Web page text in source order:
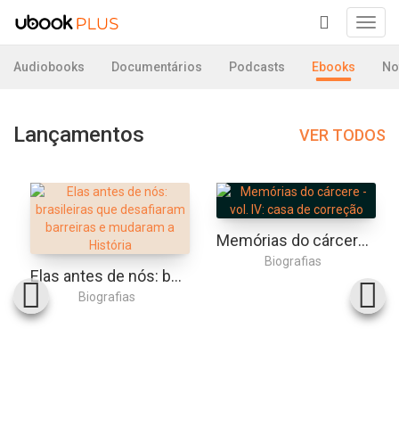
+
Audiobooks
Documentários Podcasts Ebooks
Lançamentos VER TODOS
Elas antes de nós: brasileiras que desafiaram barreiras e mudaram a História
Biografias
Memórias do cárcere - vol. IV: casa de correção
Biografias